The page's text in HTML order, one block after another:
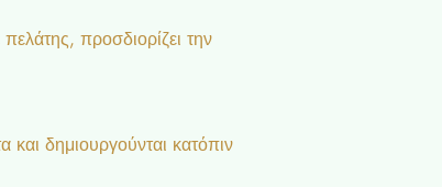
προσδιορίζει την
και δημιουργούνται κατόπιν